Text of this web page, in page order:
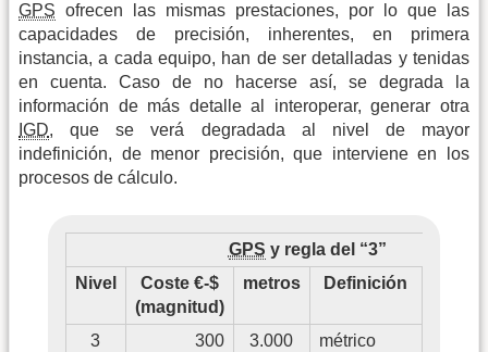
GPS ofrecen las mismas prestaciones, por lo que las
capacidades de precisión, inherentes, en primera
instancia, a cada equipo, han de ser detalladas y tenidas
en cuenta. Caso de no hacerse así, se degrada la
información de más detalle al interoperar, generar otra
IGD, que se verá degradada al nivel de mayor
indefinición, de menor precisión, que interviene en los
procesos de cálculo.
GPS y regla del “3”
Nivel
Coste €-$
(magnitud)
metros Definición
3 300 3.000 métrico